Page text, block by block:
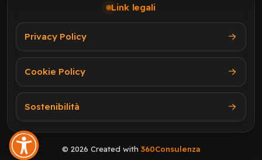
Link legali
Privacy Policy
Cookie Policy
Sostenibilità
© 2026 Created with 360Consulenza